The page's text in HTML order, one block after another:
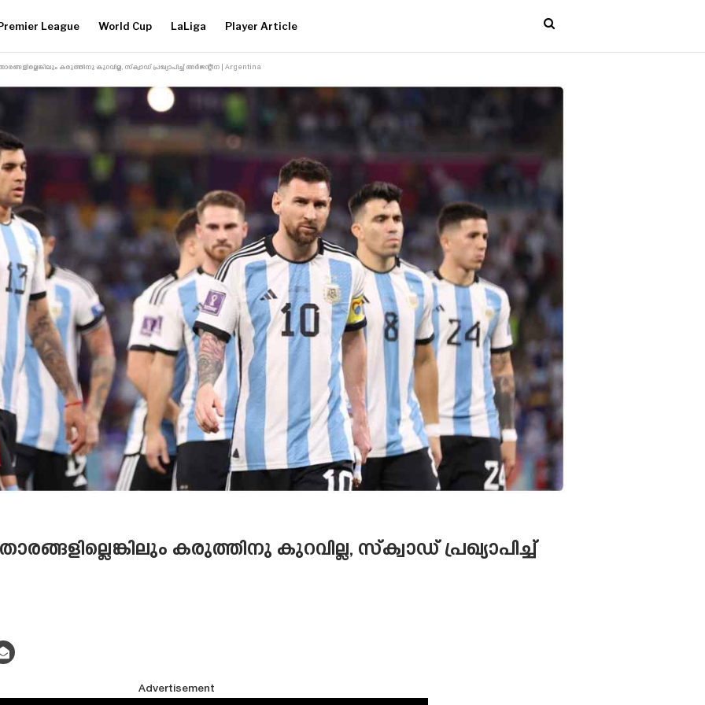
League World Cup LaLiga Player Article
കരുത്തിനു കുറവില്ല, സ്‌ക്വാഡ് പ്രഖ്യാപിച്ച് അർജന്റീന | Argentina
കരുത്തിനു കുറവില്ല, സ്‌ക്വാഡ് പ്രഖ്യാപിച്ച്
Advertisement